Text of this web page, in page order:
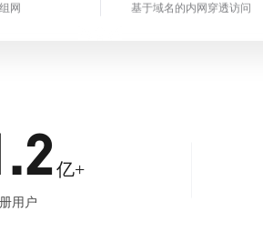
网 基于域名的内网穿透访问
亿+
用户